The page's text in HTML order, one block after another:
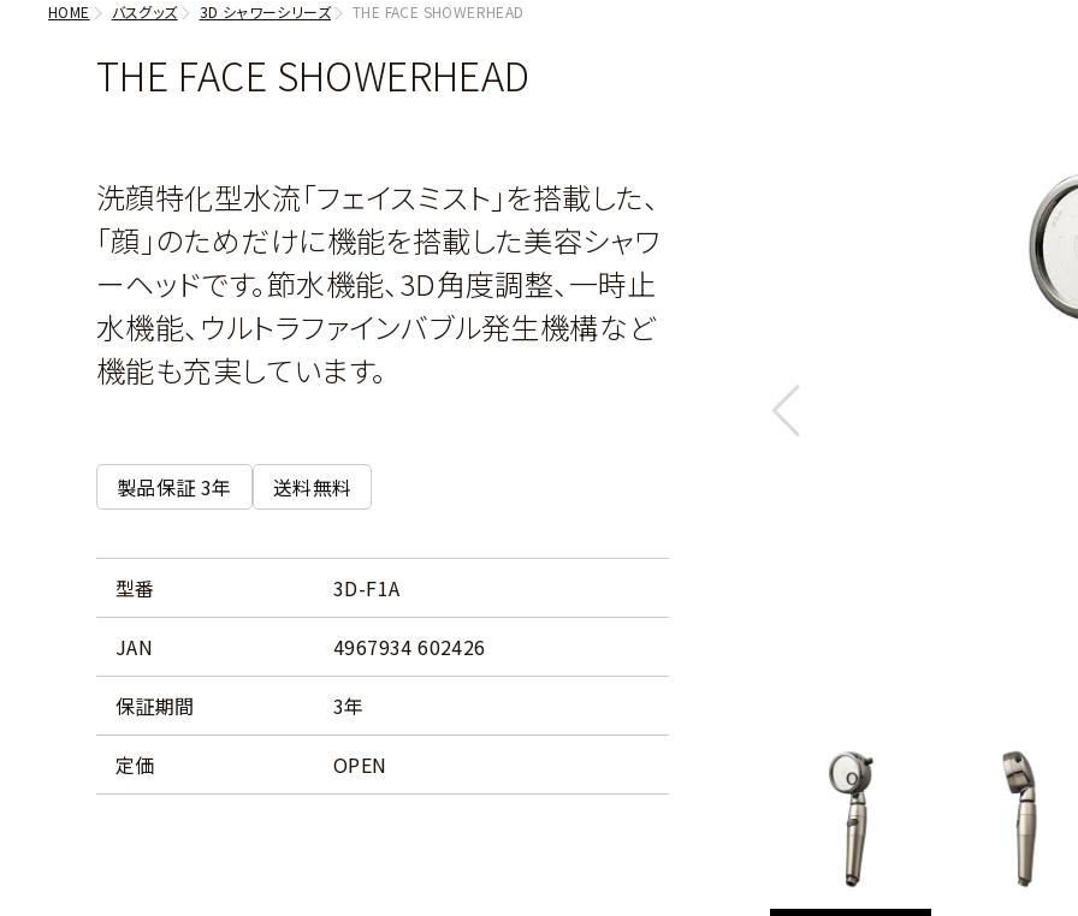
HOME バスグッズ 3D シャワーシリーズ THE FACE SHOWERHEAD
THE FACE SHOWERHEAD
洗顔特化型水流「フェイスミスト」を搭載した、
「顔」のためだけに機能を搭載した美容シャワ
ーヘッドです。節水機能、3D角度調整、一時止
水機能、ウルトラファインバブル発生機構など
機能も充実しています。
製品保証 3年 送料無料
型番 3D-F1A
JAN 4967934 602426
保証期間 3年
定価 OPEN